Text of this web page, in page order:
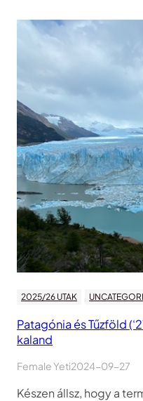
2025/26 UTAK
Patagónia és Tűzföld
kaland
Female Yeti2024-09-27
Készen állsz, hogy a